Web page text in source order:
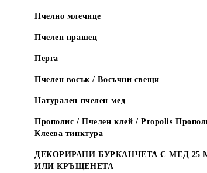
Пчелно млечице
Пчелен прашец
Перга
Пчелен восък / Восъчни свещи
Натурален пчелен мед
Прополис / Пчелен клей / Propolis
Клеева тинктура
ДЕКОРИРАНИ БУРКАНЧЕТА С МЕД 25
ИЛИ КРЪЩЕНЕТА